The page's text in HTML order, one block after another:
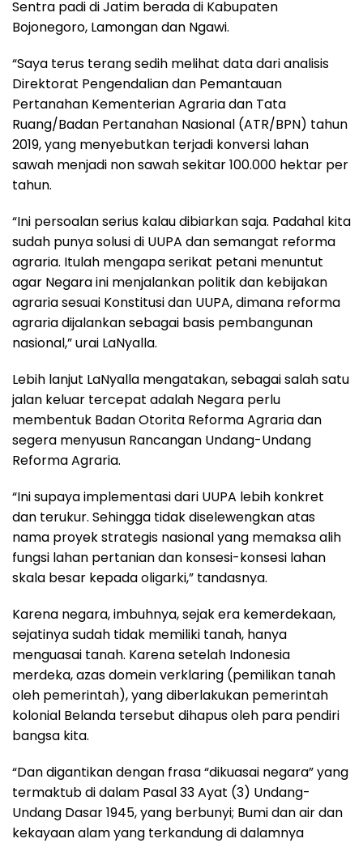
Sentra padi di Jatim berada di Kabupaten
Bojonegoro, Lamongan dan Ngawi.
“Saya terus terang sedih melihat data dari analisis
Direktorat Pengendalian dan Pemantauan
Pertanahan Kementerian Agraria dan Tata
Ruang/Badan Pertanahan Nasional (ATR/BPN) tahun
2019, yang menyebutkan terjadi konversi lahan
sawah menjadi non sawah sekitar 100.000 hektar per
tahun.
“Ini persoalan serius kalau dibiarkan saja. Padahal kita
sudah punya solusi di UUPA dan semangat reforma
agraria. Itulah mengapa serikat petani menuntut
agar Negara ini menjalankan politik dan kebijakan
agraria sesuai Konstitusi dan UUPA, dimana reforma
agraria dijalankan sebagai basis pembangunan
nasional,” urai LaNyalla.
Lebih lanjut LaNyalla mengatakan, sebagai salah satu
jalan keluar tercepat adalah Negara perlu
membentuk Badan Otorita Reforma Agraria dan
segera menyusun Rancangan Undang-Undang
Reforma Agraria.
“Ini supaya implementasi dari UUPA lebih konkret
dan terukur. Sehingga tidak diselewengkan atas
nama proyek strategis nasional yang memaksa alih
fungsi lahan pertanian dan konsesi-konsesi lahan
skala besar kepada oligarki,” tandasnya.
Karena negara, imbuhnya, sejak era kemerdekaan,
sejatinya sudah tidak memiliki tanah, hanya
menguasai tanah. Karena setelah Indonesia
merdeka, azas domein verklaring (pemilikan tanah
oleh pemerintah), yang diberlakukan pemerintah
kolonial Belanda tersebut dihapus oleh para pendiri
bangsa kita.
“Dan digantikan dengan frasa “dikuasai negara” yang
termaktub di dalam Pasal 33 Ayat (3) Undang-
Undang Dasar 1945, yang berbunyi; Bumi dan air dan
kekayaan alam yang terkandung di dalamnya